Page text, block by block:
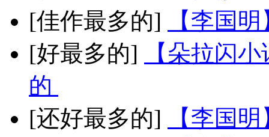
[佳作最多的]
【李国
[好最多的]
【朵拉闪
的
[还好最多的]
【李国